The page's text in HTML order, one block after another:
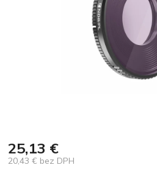
25,13 €
20,43 € bez DPH